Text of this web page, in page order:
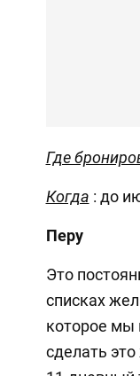
Где
Когда : до
Перу
Это
списках
которое мы
сделать